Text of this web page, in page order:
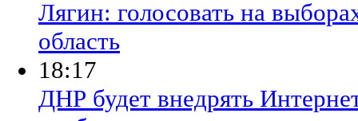
Лягин: голосовать на
область
18:17
ДНР будет внедрять